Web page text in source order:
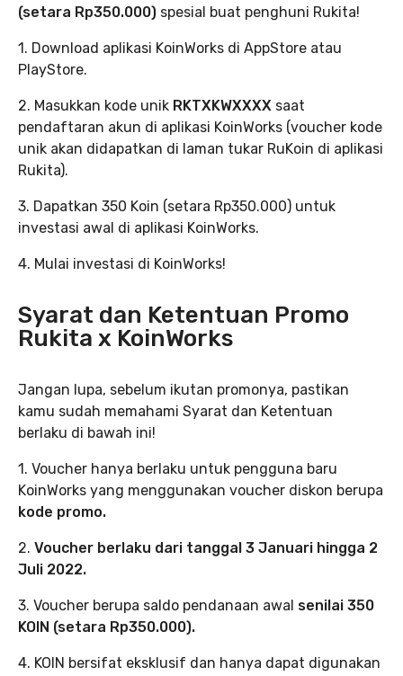
(setara Rp350.000) spesial buat penghuni Rukita!
1. Download aplikasi KoinWorks di AppStore atau
PlayStore.
2. Masukkan kode unik RKTXKWXXXX saat
pendaftaran akun di aplikasi KoinWorks (voucher kode
unik akan didapatkan di laman tukar RuKoin di aplikasi
Rukita).
3. Dapatkan 350 Koin (setara Rp350.000) untuk
investasi awal di aplikasi KoinWorks.
4. Mulai investasi di KoinWorks!
Syarat dan Ketentuan Promo
Rukita x KoinWorks
Jangan lupa, sebelum ikutan promonya, pastikan
kamu sudah memahami Syarat dan Ketentuan
berlaku di bawah ini!
1. Voucher hanya berlaku untuk pengguna baru
KoinWorks yang menggunakan voucher diskon berupa
kode promo.
2. Voucher berlaku dari tanggal 3 Januari hingga 2
Juli 2022.
3. Voucher berupa saldo pendanaan awal senilai 350
KOIN (setara Rp350.000).
4. KOIN bersifat eksklusif dan hanya dapat digunakan